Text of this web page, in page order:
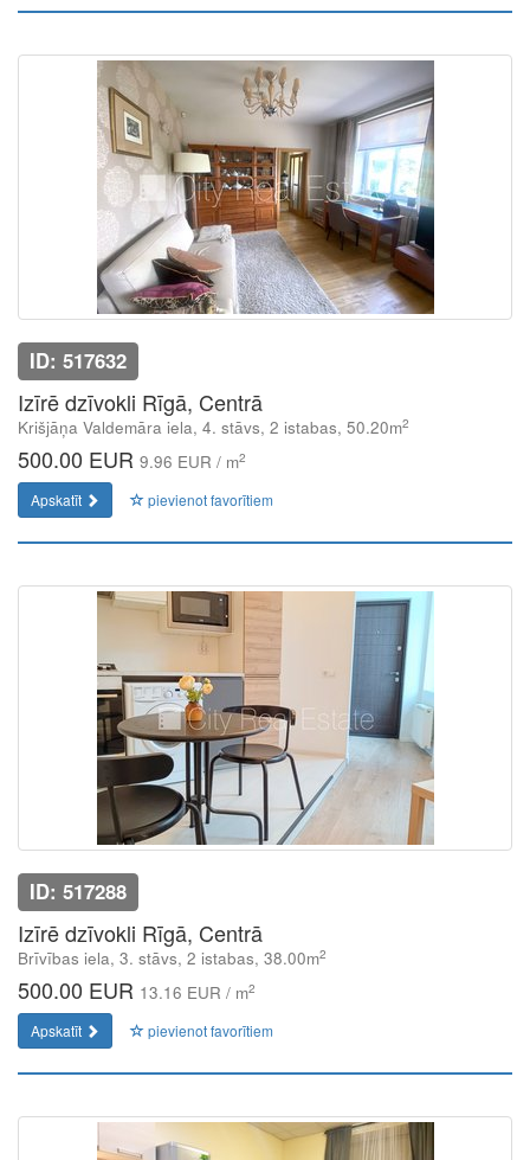
ID: 517632
Izīrē dzīvokli Rīgā, Centrā
Krišjāņa Valdemāra iela, 4. stāvs, 2 istabas, 50.20m2
500.00 EUR 9.96 EUR / m2
Apskatīt pievienot favorītiem
ID: 517288
Izīrē dzīvokli Rīgā, Centrā
Brīvības iela, 3. stāvs, 2 istabas, 38.00m2
500.00 EUR 13.16 EUR / m2
Apskatīt pievienot favorītiem